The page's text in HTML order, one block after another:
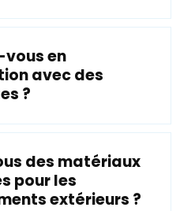
en
avec des
?
des matériaux
pour les
extérieurs ?